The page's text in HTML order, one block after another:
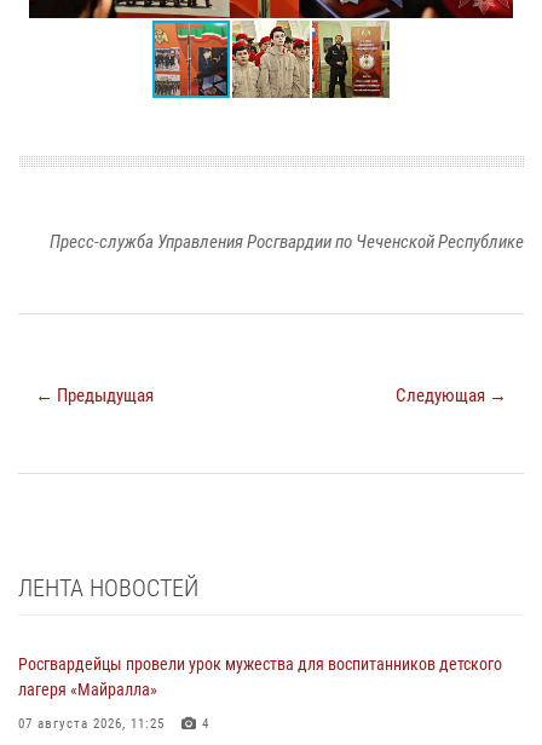
Пресс-служба Управления Росгвардии по Чеченской Республике
← Предыдущая Следующая →
ЛЕНТА НОВОСТЕЙ
Росгвардейцы провели урок мужества для воспитанников детского
лагеря «Майралла»
07 августа 2026, 11:25 4